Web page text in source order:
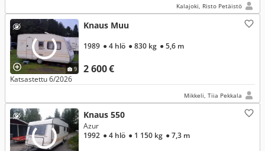
Kalajoki, Risto Petäistö
9
Knaus Muu
2 600 €
1989 ● 4 hlö ● 830 kg ● 5,6 m
Katsastettu 6/2026
Mikkeli, Tiia Pekkala
Knaus 550
Azur
1992 ● 4 hlö ● 1 150 kg ● 7,3 m